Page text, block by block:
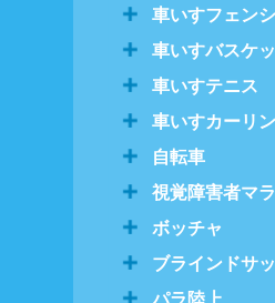
車いすフェン
車いすバスケ
車いすテニス
車いすカーリ
自転車
視覚障害者マ
ボッチャ
ブラインドサ